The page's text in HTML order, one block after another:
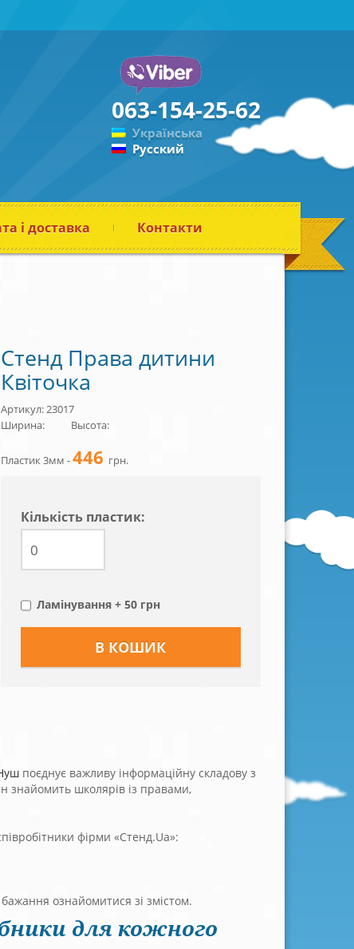
063-154-25-62
Українська
Русский
і доставка Контакти
Стенд Права дитини
Квіточка
Артикул: 23017
Ширина:
Высота:
Пластик 3мм -446 грн.
Кiлькiсть пластик:
Ламінування + 50 грн
поєднує важливу інформаційну складову з
знайомить школярів із правами,
фірми «Стенд.Ua»:
ознайомитися зі змістом.
для кожного